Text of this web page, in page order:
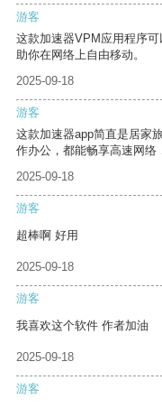
游客
这款加速器VPM应用程序
助你在网络上自由移动。
2025-09-18
游客
这款加速器app简直是居家
作办公，都能畅享高速网络
2025-09-18
游客
超棒啊 好用
2025-09-18
游客
我喜欢这个软件 作者加油
2025-09-18
游客